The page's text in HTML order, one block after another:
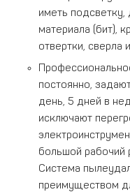
иметь
материала (бит),
отвертки, сверла
постоянно,
день, 5 дней в
исключают
большой рабочий
Система
преимуществом